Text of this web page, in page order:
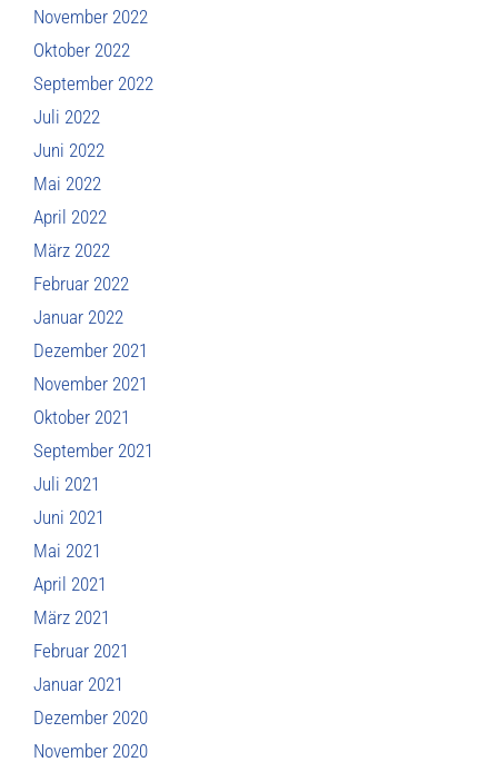
November 2022
Oktober 2022
September 2022
Juli 2022
Juni 2022
Mai 2022
April 2022
März 2022
Februar 2022
Januar 2022
Dezember 2021
November 2021
Oktober 2021
September 2021
Juli 2021
Juni 2021
Mai 2021
April 2021
März 2021
Februar 2021
Januar 2021
Dezember 2020
November 2020